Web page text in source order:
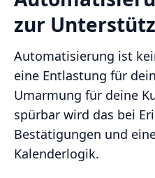
zur
Automatisierung ist
eine Entlastung für
Umarmung für deine
spürbar wird das bei
Bestätigungen und
Kalenderlogik.